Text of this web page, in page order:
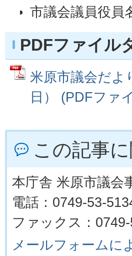
市議会議員役員
PDFファイル
米原市議会だよ
日） (PDFファ
この記事
本庁舎 米原市議会
電話：0749-53-
ファックス：
メールフォームに